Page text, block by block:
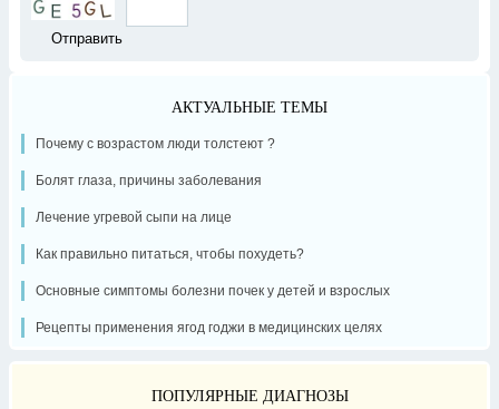
АКТУАЛЬНЫЕ ТЕМЫ
Почему с возрастом люди толстеют ?
Болят глаза, причины заболевания
Лечение угревой сыпи на лице
Как правильно питаться, чтобы похудеть?
Основные симптомы болезни почек у детей и взрослых
Рецепты применения ягод годжи в медицинских целях
ПОПУЛЯРНЫЕ ДИАГНОЗЫ